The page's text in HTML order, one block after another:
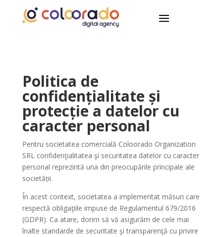
Politica de
confidențialitate și
protecție a datelor cu
caracter personal
Pentru societatea comercială Coloorado Organization
SRL confidenţialitatea şi securitatea datelor cu caracter
personal reprezintă una din preocupările principale ale
societății.
În acest context, societatea a implementat măsuri care
respectă obligaţiile impuse de Regulamentul 679/2016
(GDPR). Ca atare, dorim să vă asigurăm de cele mai
înalte standarde de securitate şi transparenţă cu privire